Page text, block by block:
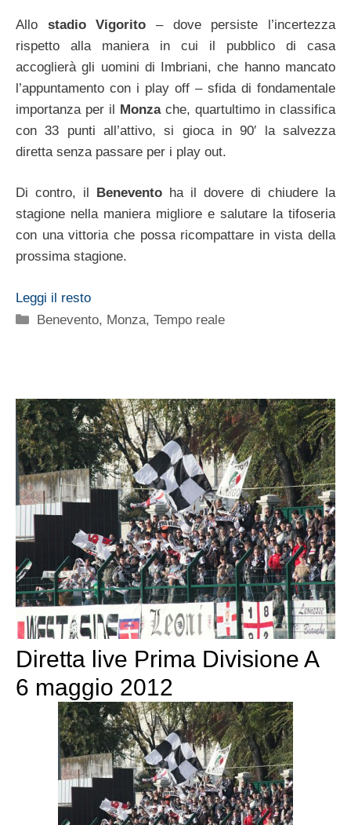
Allo stadio Vigorito – dove persiste l’incertezza
rispetto alla maniera in cui il pubblico di casa
accoglierà gli uomini di Imbriani, che hanno mancato
l’appuntamento con i play off – sfida di fondamentale
importanza per il Monzache, quartultimo in classifica
con 33 punti all’attivo, si gioca in 90′ la salvezza
diretta senza passare per i play out.
Di contro, il Benevento ha il dovere di chiudere la
stagione nella maniera migliore e salutare la tifoseria
con una vittoria che possa ricompattare in vista della
prossima stagione.
Leggi il resto
Categorie
Benevento, Monza,Tempo reale
Diretta live Prima Divisione A
6 maggio 2012